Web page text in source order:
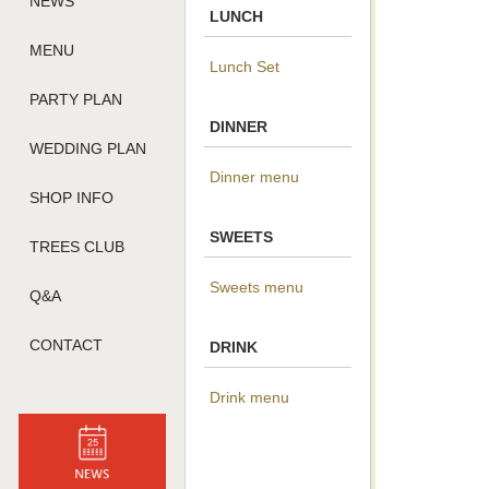
MENU
PARTY PLAN
WEDDING PLAN
SHOP INFO
TREES CLUB
Q&A
CONTACT
LUNCH
Lunch Set
DINNER
Dinner menu
SWEETS
Sweets menu
DRINK
Drink menu